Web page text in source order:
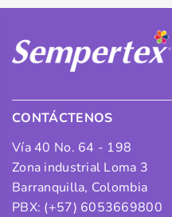
CONTÁCTENOS
Vía 40 No. 64 - 198
Zona industrial Loma 3
Barranquilla, Colombia
PBX: (+57) 6053669800